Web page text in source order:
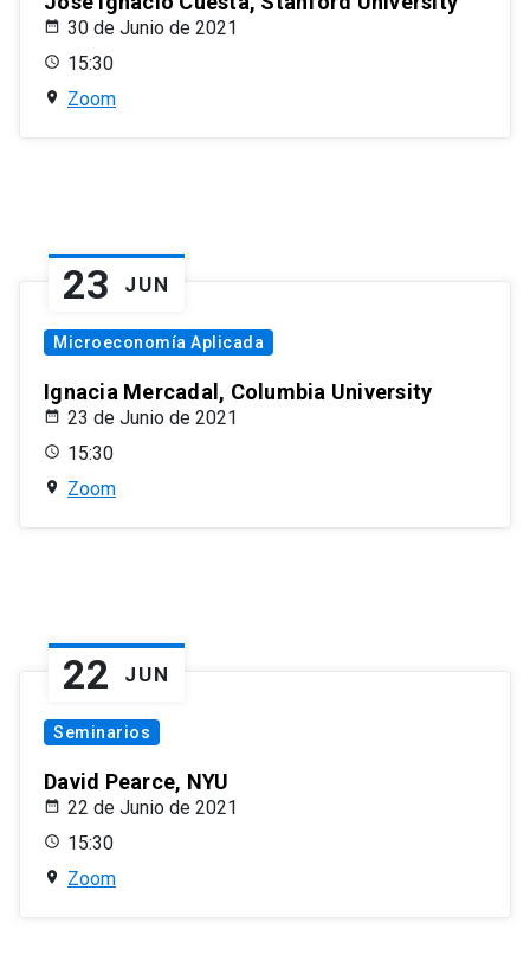
30 de Junio de 2021
15:30
Zoom
23 JUN
Microeconomía Aplicada
Ignacia Mercadal, Columbia University
23 de Junio de 2021
15:30
Zoom
22 JUN
Seminarios
David Pearce, NYU
22 de Junio de 2021
15:30
Zoom